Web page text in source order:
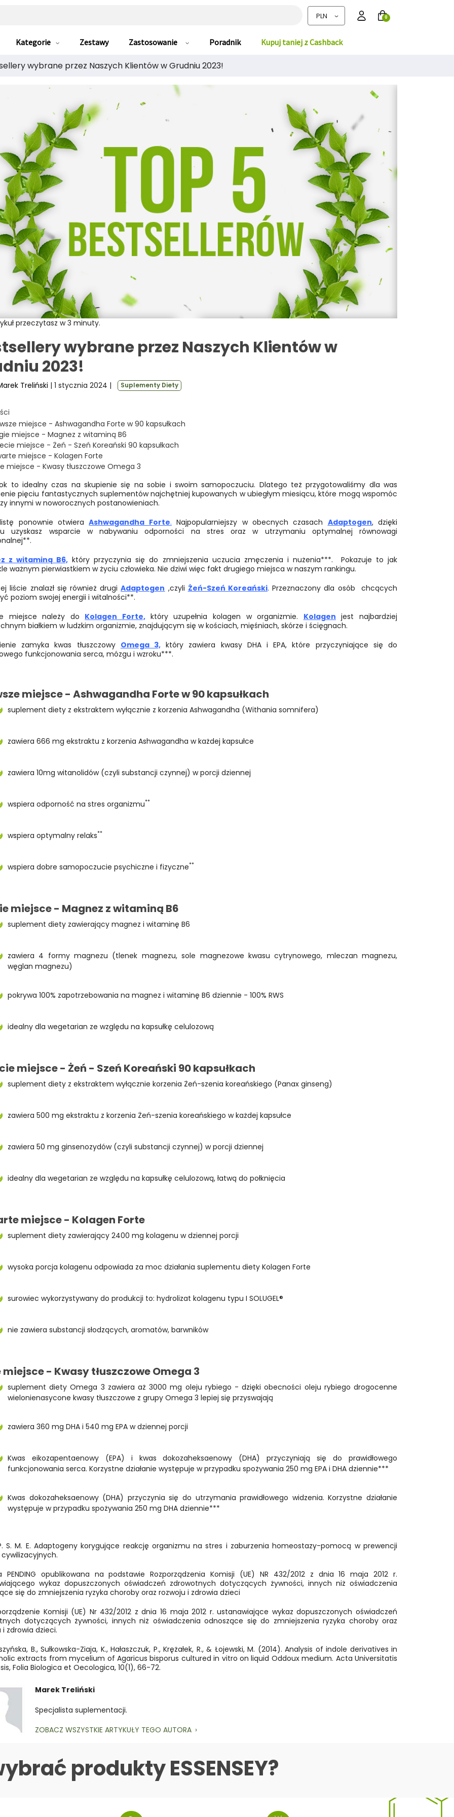
0
Kategorie Zestawy Zastosowanie Poradnik Kupuj taniej z Cashback
wybrane przez Naszych Klientów w Grudniu 2023!
przeczytasz w 3 minuty.
wybrane przez Naszych Klientów w
2023!
Treliński | 1 stycznia 2024 | Suplementy Diety
miejsce - Ashwagandha Forte w 90 kapsułkach
miejsce - Magnez z witaminą B6
miejsce - Żeń - Szeń Koreański 90 kapsułkach
miejsce - Kolagen Forte
miejsce - Kwasy tłuszczowe Omega 3
to idealny czas na skupienie się na sobie i swoim samopoczuciu. Dlatego też przygotowaliśmy dla was
pięciu fantastycznych suplementów najchętniej kupowanych w ubiegłym miesiącu, które mogą wspomóc
innymi w noworocznych postanowieniach.
ponownie otwieraAshwagandha Forte. Najpopularniejszy w obecnych czasach Adaptogen, dzięki
uzyskasz wsparcie w nabywaniu odporności na stres oraz w utrzymaniu optymalnej równowagi
z witaminą B6, który przyczynia się do zmniejszenia uczucia zmęczenia i nużenia***. Pokazuje to jak
ważnym pierwiastkiem w życiu człowieka. Nie dziwi więc fakt drugiego miejsca w naszym rankingu.
liście znalazł się również drugiAdaptogen ,czyli Żeń-Szeń Koreański. Przeznaczony dla osób chcących
poziom swojej energii i witalności**.
miejsce należy do Kolagen Forte, który uzupełnia kolagen w organizmie. Kolagen jest najbardziej
białkiem w ludzkim organizmie, znajdującym się w kościach, mięśniach, skórze i ścięgnach.
zamyka kwas tłuszczowy Omega 3, który zawiera kwasy DHA i EPA, które przyczyniające się do
funkcjonowania serca, mózgu i wzroku***.
miejsce - Ashwagandha Forte w 90 kapsułkach
suplement diety z ekstraktem wyłącznie z korzenia Ashwagandha (Withania somnifera)
zawiera 666 mg ekstraktu z korzenia Ashwagandha w każdej kapsułce
zawiera 10mg witanolidów (czyli substancji czynnej) w porcji dziennej
wspiera odporność na stres organizmu**
wspiera optymalny relaks**
wspiera dobre samopoczucie psychiczne i fizyczne**
miejsce - Magnez z witaminą B6
suplement diety zawierający magnez i witaminę B6
zawiera 4 formy magnezu (tlenek magnezu, sole magnezowe kwasu cytrynowego, mleczan magnezu,
węglan magnezu)
pokrywa 100% zapotrzebowania na magnez i witaminę B6 dziennie - 100% RWS
idealny dla wegetarian ze względu na kapsułkę celulozową
miejsce - Żeń - Szeń Koreański 90 kapsułkach
suplement diety z ekstraktem wyłącznie korzenia Żeń-szenia koreańskiego (Panax ginseng)
zawiera 500 mg ekstraktu z korzenia Żeń-szenia koreańskiego w każdej kapsułce
zawiera 50 mg ginsenozydów (czyli substancji czynnej) w porcji dziennej
idealny dla wegetarian ze względu na kapsułkę celulozową, łatwą do połknięcia
miejsce - Kolagen Forte
suplement diety zawierający 2400 mg kolagenu w dziennej porcji
wysoka porcja kolagenu odpowiada za moc działania suplementu diety Kolagen Forte
surowiec wykorzystywany do produkcji to: hydrolizat kolagenu typu I SOLUGEL®
nie zawiera substancji słodzących, aromatów, barwników
miejsce - Kwasy tłuszczowe Omega 3
suplement diety Omega 3 zawiera aż 3000 mg oleju rybiego - dzięki obecności oleju rybiego drogocenne
wielonienasycone kwasy tłuszczowe z grupy Omega 3 lepiej się przyswajają
zawiera 360 mg DHA i 540 mg EPA w dziennej porcji
Kwas eikozapentaenowy (EPA) i kwas dokozaheksaenowy (DHA) przyczyniają się do prawidłowego
funkcjonowania serca. Korzystne działanie występuje w przypadku spożywania 250 mg EPA i DHA dziennie***
Kwas dokozaheksaenowy (DHA) przyczynia się do utrzymania prawidłowego widzenia. Korzystne działanie
występuje w przypadku spożywania 250 mg DHA dziennie***
S. M. E. Adaptogeny korygujące reakcję organizmu na stres i zaburzenia homeostazy-pomocą w prewencji
PENDING opublikowana na podstawie Rozporządzenia Komisji (UE) NR 432/2012 z dnia 16 maja 2012 r.
wykaz dopuszczonych oświadczeń zdrowotnych dotyczących żywności, innych niż oświadczenia
się do zmniejszenia ryzyka choroby oraz rozwoju i zdrowia dzieci
Komisji (UE) Nr 432/2012 z dnia 16 maja 2012 r. ustanawiające wykaz dopuszczonych oświadczeń
dotyczących żywności, innych niż oświadczenia odnoszące się do zmniejszenia ryzyka choroby oraz
i zdrowia dzieci.
B., Sułkowska-Ziaja, K., Hałaszczuk, P., Krężałek, R., & Łojewski, M. (2014). Analysis of indole derivatives in
extracts from mycelium of Agaricus bisporus cultured in vitro on liquid Oddoux medium. Acta Universitatis
Folia Biologica et Oecologica, 10(1), 66-72.
Marek Treliński
Specjalista suplementacji.
ZOBACZ WSZYSTKIE ARTYKUŁY TEGO AUTORA
produkty ESSENSEY?